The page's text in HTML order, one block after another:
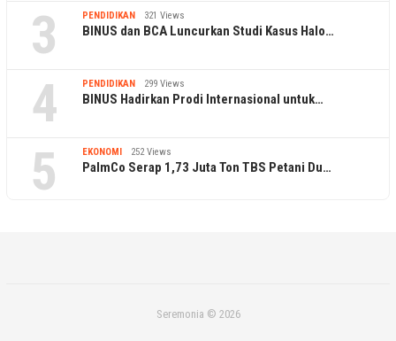
3 PENDIDIKAN 321 Views
BINUS dan BCA Luncurkan Studi Kasus Halo…
4 PENDIDIKAN 299 Views
BINUS Hadirkan Prodi Internasional untuk…
5 EKONOMI 252 Views
PalmCo Serap 1,73 Juta Ton TBS Petani Du…
Seremonia © 2026